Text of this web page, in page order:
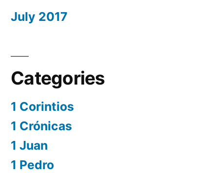
July 2017
Categories
1 Corintios
1 Crónicas
1 Juan
1 Pedro